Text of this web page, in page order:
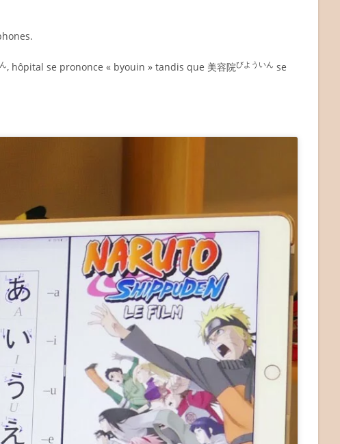
, hôpital se prononce « byouin » tandis que 美容院びよういん se